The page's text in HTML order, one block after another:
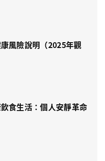
風險說明（2025年觀
食生活：個人安靜革命